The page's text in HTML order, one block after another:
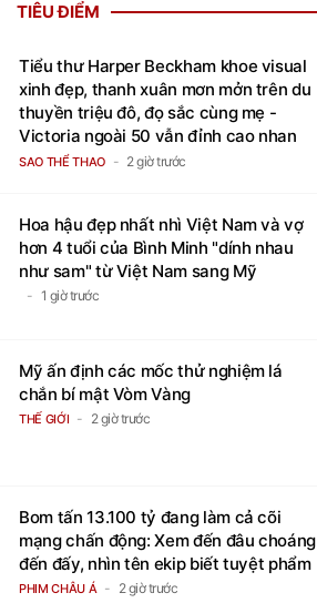
TIÊU ĐIỂM
Tiểu thư Harper Beckham khoe visual
xinh đẹp, thanh xuân mơn mởn trên du
thuyền triệu đô, đọ sắc cùng mẹ -
Victoria ngoài 50 vẫn đỉnh cao nhan
sắc
SAO THỂ THAO 2 giờ trước
Hoa hậu đẹp nhất nhì Việt Nam và vợ
hơn 4 tuổi của Bình Minh "dính nhau
như sam" từ Việt Nam sang Mỹ
1 giờ trước
Mỹ ấn định các mốc thử nghiệm lá
chắn bí mật Vòm Vàng
THẾ GIỚI 2 giờ trước
Bom tấn 13.100 tỷ đang làm cả cõi
mạng chấn động: Xem đến đâu choáng
đến đấy, nhìn tên ekip biết tuyệt phẩm
PHIM CHÂU Á 2 giờ trước